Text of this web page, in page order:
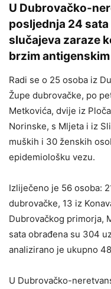
U Dubrovačko-
posljednja 24
slučajeva zaraze
brzim
Radi se o 25 osoba iz
Župe dubrovačke, po
Metkovića, dvije iz
Norinske, s Mljeta i iz
muških i 30 ženskih
epidemiološku vezu.
Izliječeno je 56 osoba:
dubrovačke, 13 iz
Dubrovačkog primorja,
sata obrađena su 304
analizirano je ukupno
U Dubrovačko-